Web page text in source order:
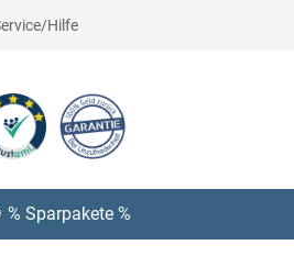
Hilfe
% Sparpakete %